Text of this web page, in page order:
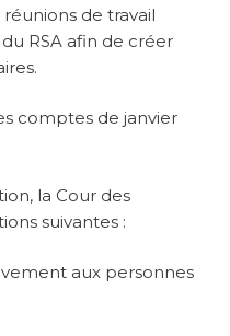
de travail
RSA afin de créer
comptes de janvier
la Cour des
suivantes :
aux personnes